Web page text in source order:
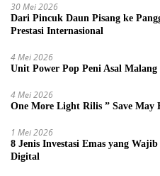
30 Mei 2026
Dari Pincuk Daun Pisang ke
Prestasi Internasional
4 Mei 2026
Unit Power Pop Peni Asal
4 Mei 2026
One More Light Rilis ” Save May
1 Mei 2026
8 Jenis Investasi Emas yang
Digital